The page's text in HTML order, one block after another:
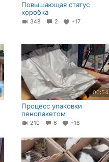
Повышающая статус
коробка
348 2 +17
00:54
Процесс упаковки
пенопакетом
210 6 +18